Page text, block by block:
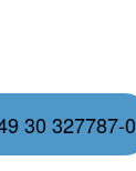
30 327787-0